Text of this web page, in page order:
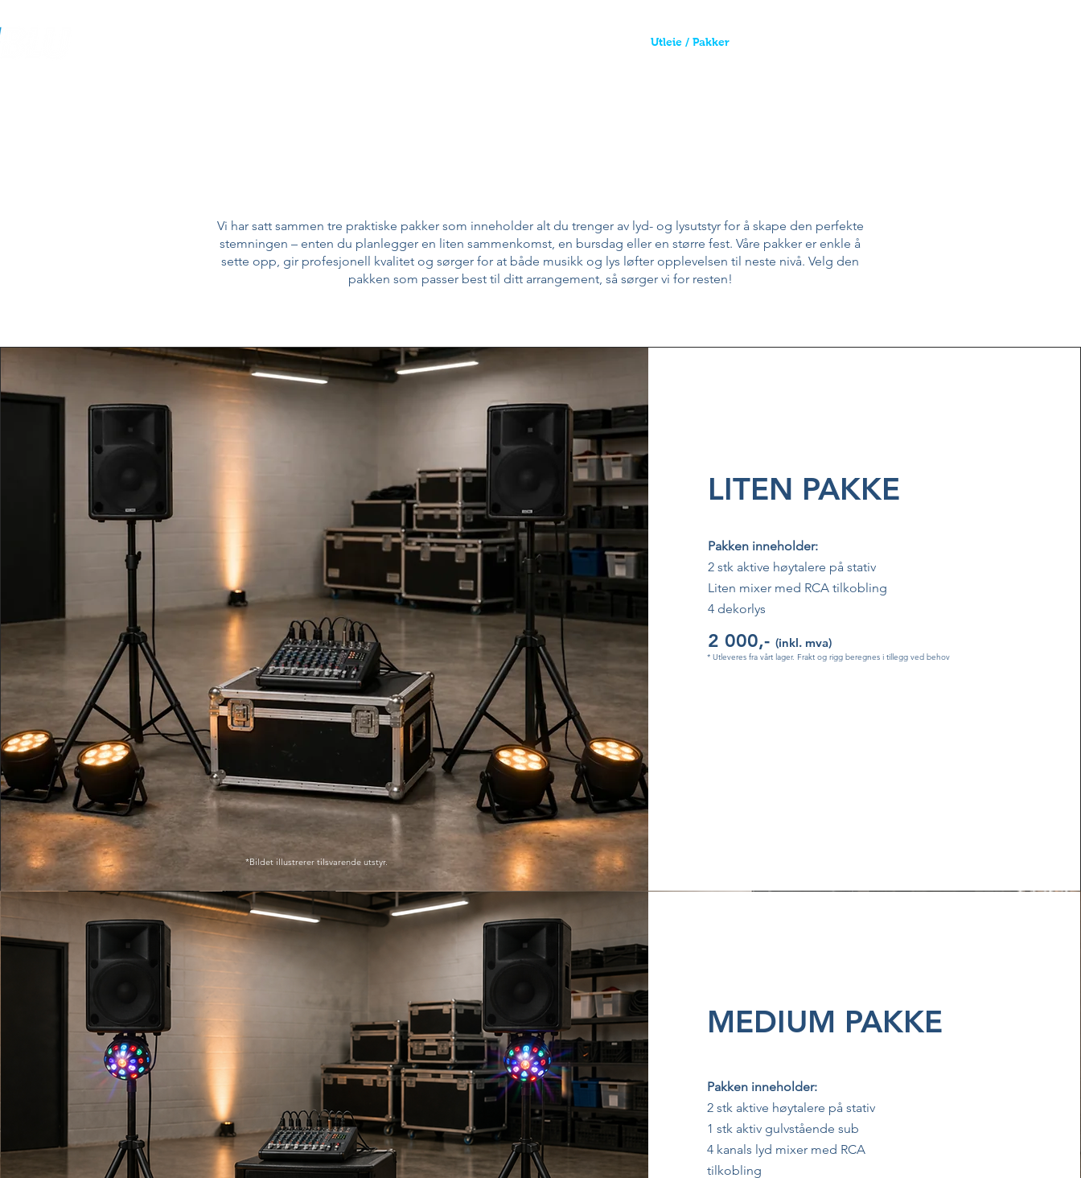
Utleie / Pakker
Vi har satt sammen tre praktiske pakker som inneholder alt du trenger av lyd- og lysutstyr for å skape den perfekte
stemningen – enten du planlegger en liten sammenkomst, en bursdag eller en større fest. Våre pakker er enkle å
sette opp, gir profesjonell kvalitet og sørger for at både musikk og lys løfter opplevelsen til neste nivå. Velg den
pakken som passer best til ditt arrangement, så sørger vi for resten!
*Bildet illustrerer tilsvarende utstyr.
LITEN PAKKE
Pakken inneholder:
2 stk aktive høytalere på stativ
Liten mixer med RCA tilkobling
4 dekorlys
2 000,- (inkl. mva)
* Utleveres fra vårt lager. Frakt og rigg beregnes i tillegg ved behov
MEDIUM PAKKE
Pakken inneholder:
2 stk aktive høytalere på stativ
1 stk aktiv gulvstående sub
4 kanals lyd mixer med RCA
tilkobling